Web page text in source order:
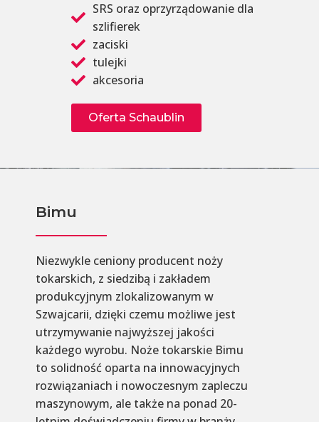
SRS oraz oprzyrządowanie dla
szlifierek
zaciski
tulejki
akcesoria
Oferta Schaublin
Bimu
Niezwykle ceniony producent noży
tokarskich, z siedzibą i zakładem
produkcyjnym zlokalizowanym w
Szwajcarii, dzięki czemu możliwe jest
utrzymywanie najwyższej jakości
każdego wyrobu. Noże tokarskie Bimu
to solidność oparta na innowacyjnych
rozwiązaniach i nowoczesnym zapleczu
maszynowym, ale także na ponad 20-